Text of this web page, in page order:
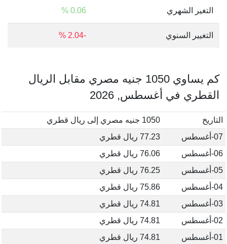
التغير الشهري 0.06 %
التغيير السنوي -2.04 %
كم يساوي 1050 جنيه مصري مقابل الريال
القطري في أغسطس, 2026
التاريخ
1050 جنيه مصري إلى ريال قطري
07-أغسطس
77.23 ريال قطري
06-أغسطس
76.06 ريال قطري
05-أغسطس
76.25 ريال قطري
04-أغسطس
75.86 ريال قطري
03-أغسطس
74.81 ريال قطري
02-أغسطس
74.81 ريال قطري
01-أغسطس
74.81 ريال قطري